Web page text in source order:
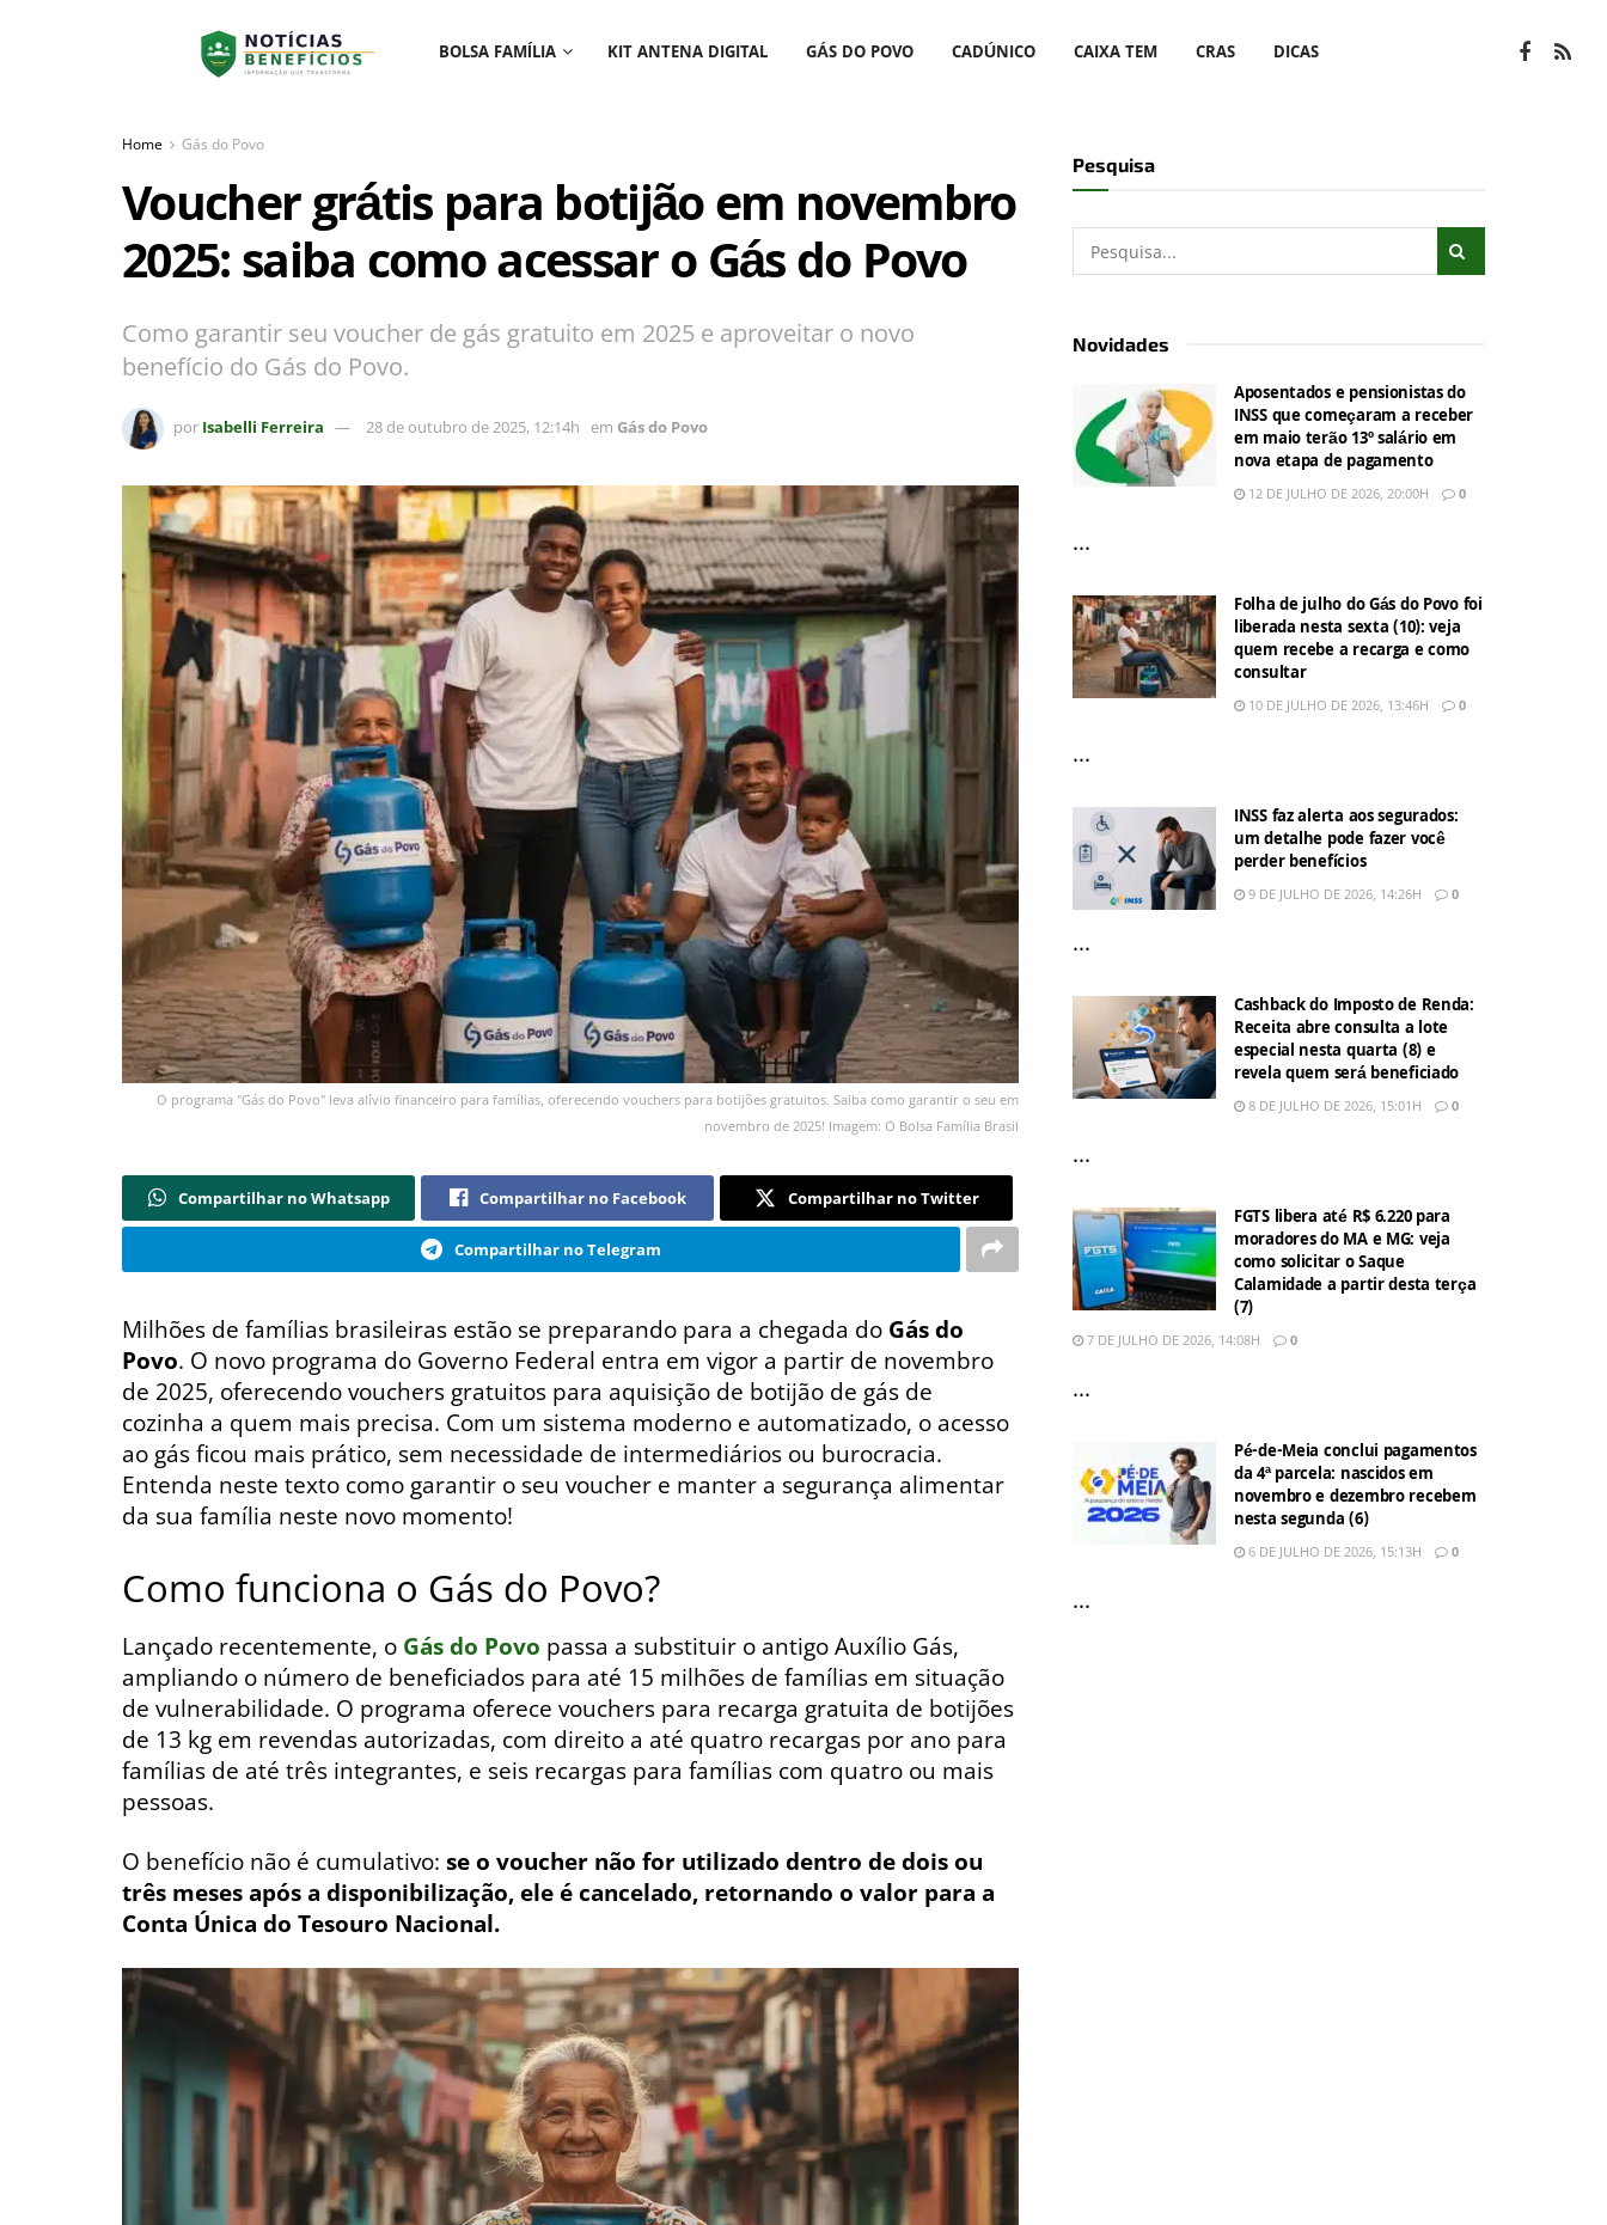
BOLSA FAMÍLIA KIT ANTENA DIGITAL GÁS DO POVO CADÚNICO CAIXA TEM CRAS DICAS
Home Gás do Povo
Voucher grátis para botijão em novembro
2025: saiba como acessar o Gás do Povo
Como garantir seu voucher de gás gratuito em 2025 e aproveitar o novo
benefício do Gás do Povo.
por Isabelli Ferreira 28 de outubro de 2025, 12:14h em Gás do Povo
O programa "Gás do Povo" leva alívio financeiro para famílias, oferecendo vouchers para botijões gratuitos. Saiba como garantir o seu em
novembro de 2025! Imagem: O Bolsa Família Brasil
Compartilhar no Whatsapp Compartilhar no Facebook Compartilhar no Twitter
Compartilhar no Telegram
Milhões de famílias brasileiras estão se preparando para a chegada do Gás do
Povo. O novo programa do Governo Federal entra em vigor a partir de novembro
de 2025, oferecendo vouchers gratuitos para aquisição de botijão de gás de
cozinha a quem mais precisa. Com um sistema moderno e automatizado, o acesso
ao gás ficou mais prático, sem necessidade de intermediários ou burocracia.
Entenda neste texto como garantir o seu voucher e manter a segurança alimentar
da sua família neste novo momento!
Como funciona o Gás do Povo?
Lançado recentemente, o Gás do Povo passa a substituir o antigo Auxílio Gás,
ampliando o número de beneficiados para até 15 milhões de famílias em situação
de vulnerabilidade. O programa oferece vouchers para recarga gratuita de botijões
de 13 kg em revendas autorizadas, com direito a até quatro recargas por ano para
famílias de até três integrantes, e seis recargas para famílias com quatro ou mais
pessoas.
O benefício não é cumulativo: se o voucher não for utilizado dentro de dois ou
três meses após a disponibilização, ele é cancelado, retornando o valor para a
Conta Única do Tesouro Nacional.
Pesquisa
Novidades
Aposentados e pensionistas do
INSS que começaram a receber
em maio terão 13º salário em
nova etapa de pagamento
12 DE JULHO DE 2026, 20:00H 0
...
Folha de julho do Gás do Povo foi
liberada nesta sexta (10): veja
quem recebe a recarga e como
consultar
10 DE JULHO DE 2026, 13:46H 0
...
INSS faz alerta aos segurados:
um detalhe pode fazer você
perder benefícios
9 DE JULHO DE 2026, 14:26H 0
...
Cashback do Imposto de Renda:
Receita abre consulta a lote
especial nesta quarta (8) e
revela quem será beneficiado
8 DE JULHO DE 2026, 15:01H 0
...
FGTS libera até R$ 6.220 para
moradores do MA e MG: veja
como solicitar o Saque
Calamidade a partir desta terça
(7)
7 DE JULHO DE 2026, 14:08H 0
...
Pé-de-Meia conclui pagamentos
da 4ª parcela: nascidos em
novembro e dezembro recebem
nesta segunda (6)
6 DE JULHO DE 2026, 15:13H 0
...